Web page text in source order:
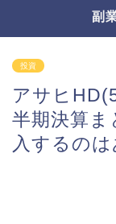
副
投資
アサヒ
半期決算ま
入するのは